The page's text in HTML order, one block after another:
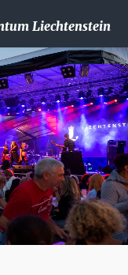
Liechtenstein